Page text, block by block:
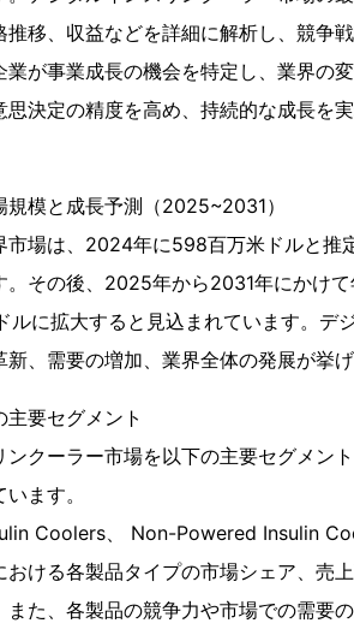
移、収益などを詳細に解析し、競争
が事業成長の機会を特定し、業界の
決定の精度を高め、持続的な成長を
模と成長予測（2025~2031）
市場は、2024年に598百万米ドルと
その後、2025年から2031年にかけ
に拡大すると見込まれています。デ
、需要の増加、業界全体の発展が挙げ
要セグメント
クーラー市場を以下の主要セグメン
ます。
Coolers、 Non-Powered Insulin
ける各製品タイプの市場シェア、売
た、各製品の競争力や市場での需要